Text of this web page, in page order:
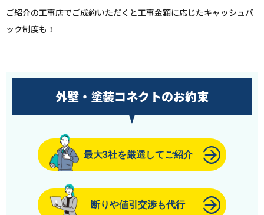
ご紹介の工事店でご成約いただくと工事金額に応じたキャッシュバ
ック制度も！
外壁・塗装コネクトのお約束
最大3社を厳選してご紹介
断りや値引交渉も代行